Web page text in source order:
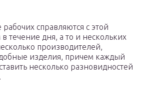
справляются с этой
течение дня, а то и нескольких
производителей,
изделия, причем каждый
несколько разновидностей